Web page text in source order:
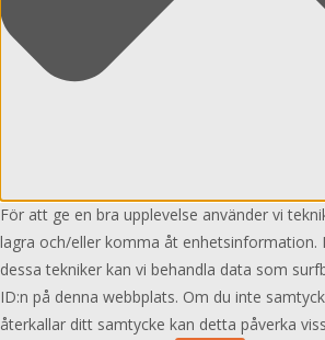
För att ge en bra upplevelse använder vi
lagra och/eller komma åt enhetsinformation.
dessa tekniker kan vi behandla data som
ID:n på denna webbplats. Om du inte
återkallar ditt samtycke kan detta påverka